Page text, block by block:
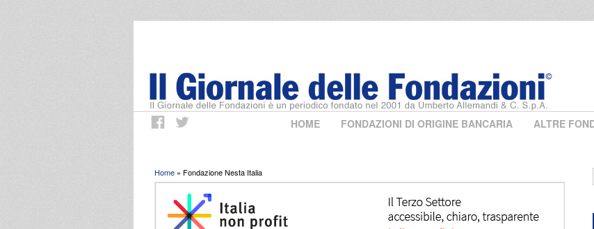
HOME FONDAZIONI DI ORIGINE BANCARIA ALTRE
Tu sei qui
Home » Fondazione Nesta Italia